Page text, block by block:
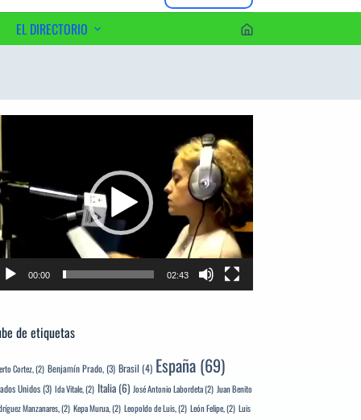
EL DIRECTORIO
00:00 02:43
de etiquetas
Cortez,(2) Benjamín Prado,(3) Brasil (4) España (69)
Unidos(3) Ida Vitale,(2) Italia (6) José Antonio Labordeta(2) Juan Benito
Manzanares,(2) Kepa Murua,(2) Leopoldo de Luis,(2) León Felipe,(2) Luis